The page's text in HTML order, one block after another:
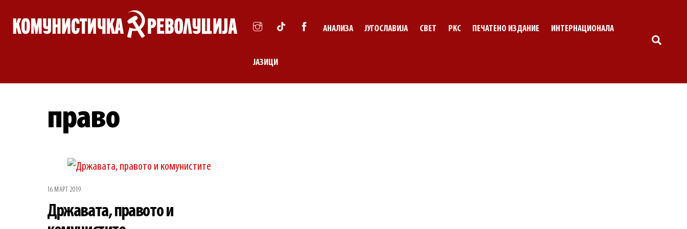
АНАЛИЗА ЈУГОСЛАВИЈА СВЕТ РКС ПЕЧАТЕНО ИЗДАНИЕ ИНТЕРНАЦИОНАЛА
ЈАЗИЦИ
право
16 МАРТ 2019
Државата, правото и